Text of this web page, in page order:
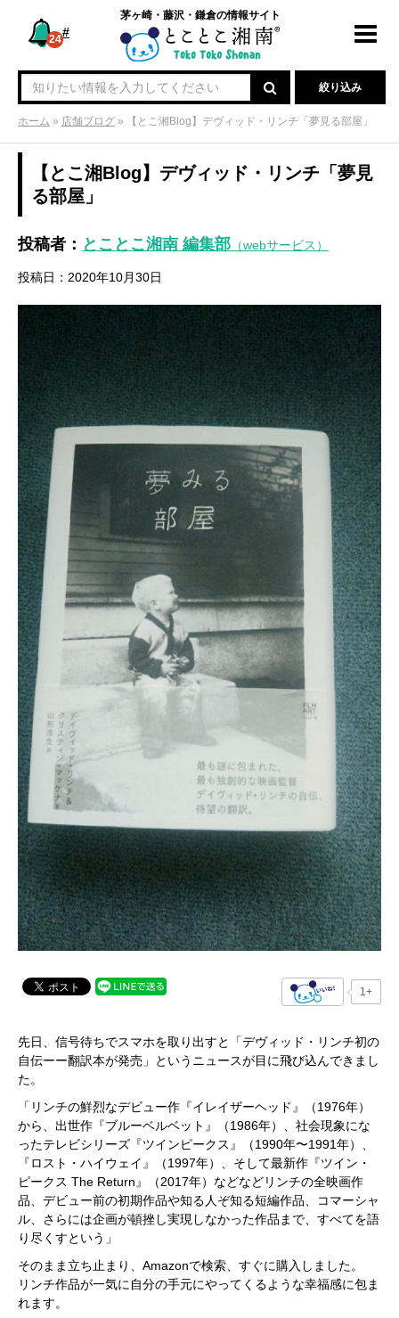
#
24
茅ヶ崎・藤沢・鎌倉の情報サイト
絞り込み
ホーム » 店舗ブログ » 【とこ湘Blog】デヴィッド・リンチ「夢見る部屋」
【とこ湘Blog】デヴィッド・リンチ「夢見
る部屋」
投稿者： とことこ湘南 編集部 （webサービス）
投稿日：2020年10月30日
1+
先日、信号待ちでスマホを取り出すと「デヴィッド・リンチ初の
自伝ーー翻訳本が発売」というニュースが目に飛び込んできまし
た。
「リンチの鮮烈なデビュー作『イレイザーヘッド』（1976年）
から、出世作『ブルーベルベット』（1986年）、社会現象にな
ったテレビシリーズ『ツインピークス』（1990年〜1991年）、
『ロスト・ハイウェイ』（1997年）、そして最新作『ツイン・
ピークス The Return』（2017年）などなどリンチの全映画作
品、デビュー前の初期作品や知る人ぞ知る短編作品、コマーシャ
ル、さらには企画が頓挫し実現しなかった作品まで、すべてを語
り尽くすという」
そのまま立ち止まり、Amazonで検索、すぐに購入しました。
リンチ作品が一気に自分の手元にやってくるような幸福感に包ま
れます。